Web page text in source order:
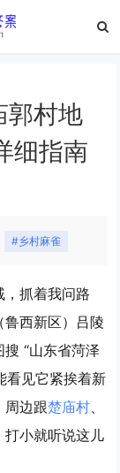
郭村地
细指南
#乡村麻雀
，抓着我问路
鲁西新区）吕陵
“山东省菏泽
看见它紧挨着新
周边跟楚庙村、
打小就听说这儿